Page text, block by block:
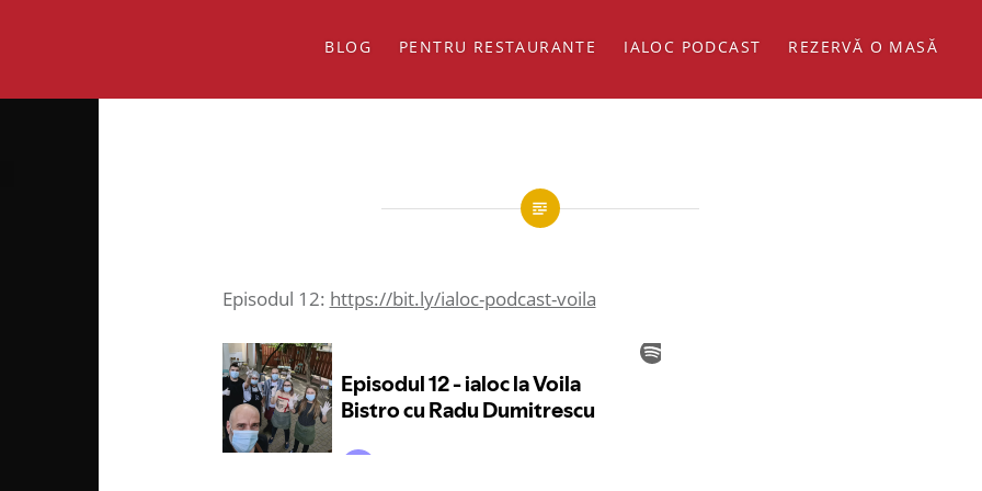
BLOG PENTRU RESTAURANTE IALOC PODCAST REZERVĂ O MASĂ
Episodul 12: https://bit.ly/ialoc-podcast-voila